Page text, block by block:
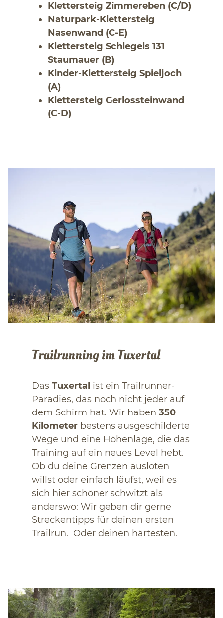
Klettersteig Zimmereben (C/D)
Naturpark-Klettersteig
Nasenwand (C-E)
Klettersteig Schlegeis 131
Staumauer (B)
Kinder-Klettersteig Spieljoch
(A)
Klettersteig Gerlossteinwand
(C-D)
Trailrunning im Tuxertal
Das Tuxertal ist ein Trailrunner-
Paradies, das noch nicht jeder auf
dem Schirm hat. Wir haben 350
Kilometer bestens ausgeschilderte
Wege und eine Höhenlage, die das
Training auf ein neues Level hebt.
Ob du deine Grenzen ausloten
willst oder einfach läufst, weil es
sich hier schöner schwitzt als
anderswo: Wir geben dir gerne
Streckentipps für deinen ersten
Trailrun. Oder deinen härtesten.